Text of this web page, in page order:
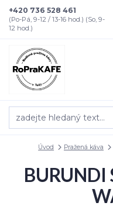
+420 736 528 461
(Po-Pá, 9-12 / 13-16 hod.) (So, 9-
12 hod.)
Úvod Pražená káva
BURUNDI